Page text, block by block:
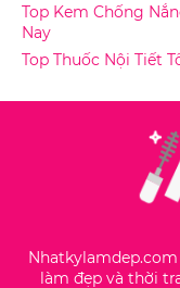
Top Kem Chống
Nay
Top Thuốc Nội Tiết
làm đẹp và thời